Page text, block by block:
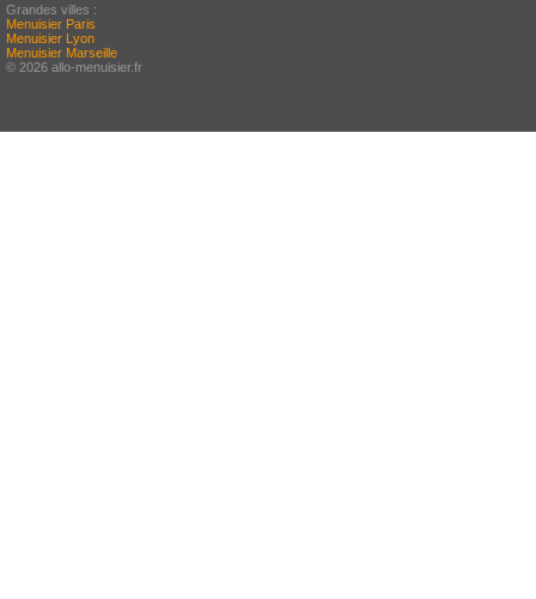
Grandes villes :
Menuisier Paris
Menuisier Lyon
Menuisier Marseille
© 2026 allo-menuisier.fr